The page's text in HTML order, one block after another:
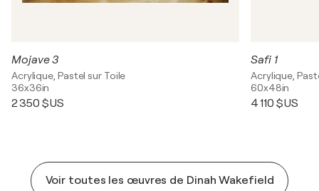
Mojave 3
Acrylique, Pastel sur Toile
36x36in
2 350 $US
Safi 1
Acrylique,
60x48in
4 110 $US
Voir toutes les œuvres de Dinah Wakefield